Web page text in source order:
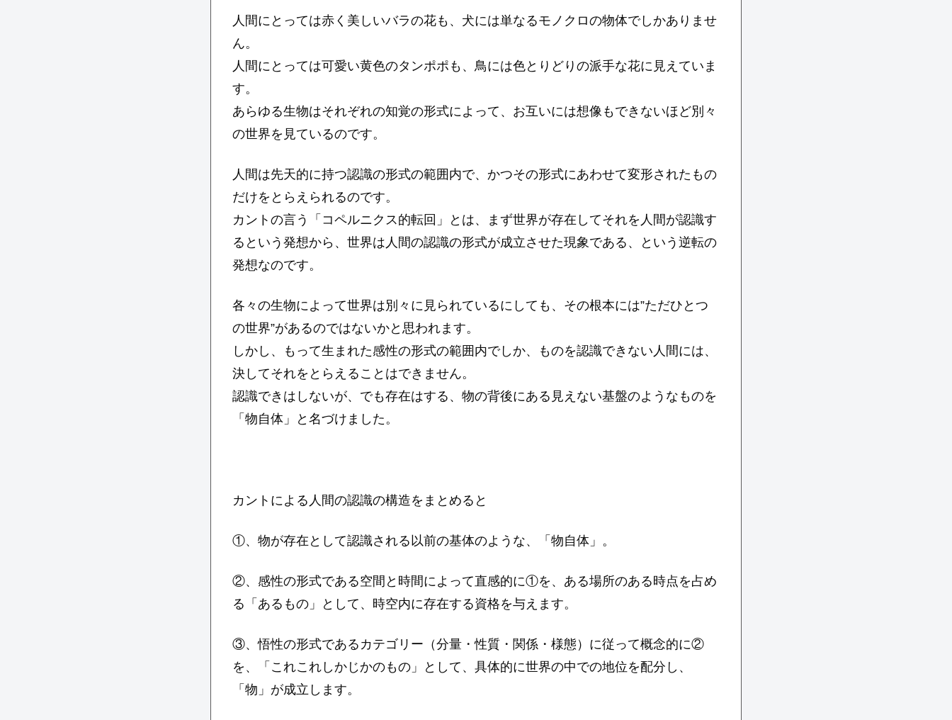
人間にとっては赤く美しいバラの花も、犬には単なるモノクロの物体でしかありませ
ん。
人間にとっては可愛い黄色のタンポポも、鳥には色とりどりの派手な花に見えていま
す。
あらゆる生物はそれぞれの知覚の形式によって、お互いには想像もできないほど別々
の世界を見ているのです。
人間は先天的に持つ認識の形式の範囲内で、かつその形式にあわせて変形されたもの
だけをとらえられるのです。
カントの言う「コペルニクス的転回」とは、まず世界が存在してそれを人間が認識す
るという発想から、世界は人間の認識の形式が成立させた現象である、という逆転の
発想なのです。
各々の生物によって世界は別々に見られているにしても、その根本には”ただひとつ
の世界”があるのではないかと思われます。
しかし、もって生まれた感性の形式の範囲内でしか、ものを認識できない人間には、
決してそれをとらえることはできません。
認識できはしないが、でも存在はする、物の背後にある見えない基盤のようなものを
「物自体」と名づけました。
カントによる人間の認識の構造をまとめると
①、物が存在として認識される以前の基体のような、「物自体」。
②、感性の形式である空間と時間によって直感的に①を、ある場所のある時点を占め
る「あるもの」として、時空内に存在する資格を与えます。
③、悟性の形式であるカテゴリー（分量・性質・関係・様態）に従って概念的に②
を、「これこれしかじかのもの」として、具体的に世界の中での地位を配分し、
「物」が成立します。